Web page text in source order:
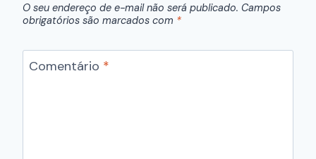
O seu endereço de e-mail não será publicado. Campos
obrigatórios são marcados com *
Comentário *